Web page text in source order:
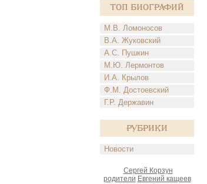
Топ Биографий
М.В. Ломоносов
В.А. Жуковский
А.С. Пушкин
М.Ю. Лермонтов
И.А. Крылов
Ф.М. Достоевский
Г.Р. Державин
Рубрики
Новости
Сергей Корзун
родители Евгений кащеев